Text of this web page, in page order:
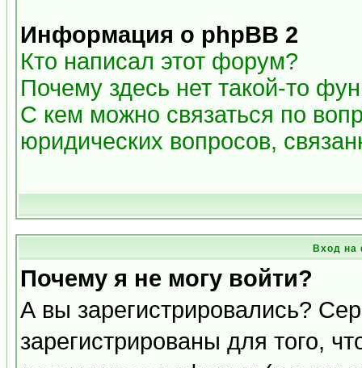
Информация о phpBB 2
Кто написал этот форум?
Почему здесь нет такой-то
С кем можно связаться по
юридических вопросов,
Вход на
Почему я не могу войти?
А вы зарегистрировались?
зарегистрированы для того,